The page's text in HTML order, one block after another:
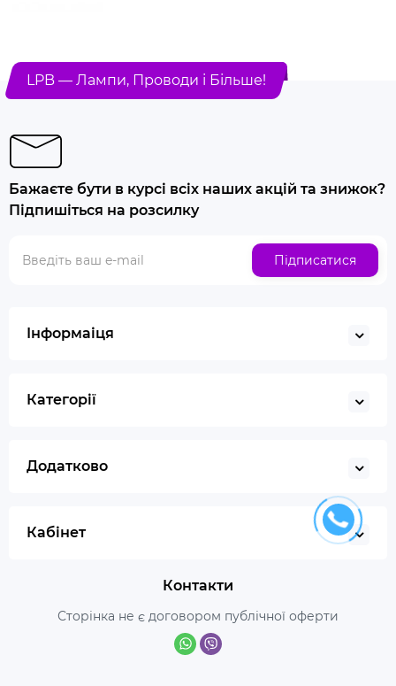
LPB — Лампи, Проводи і Більше!
Бажаєте бути в курсі всіх наших акцій та знижок?
Підпишіться на розсилку
Підписатися
Інформаіця
Категорії
Додатково
Кабінет
Контакти
Сторінка не є договором публічної оферти